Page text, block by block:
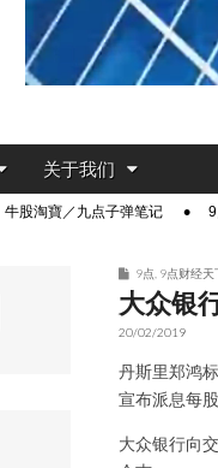
关于我们
牛股淘寶／九点子弹笔记
9点 9点财经天
大众银
20/02/2019
丹斯里郑鸿
宣布派息每股
大众银行向